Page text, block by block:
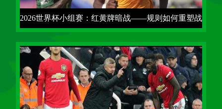
2026世界杯小组赛：红黄牌暗战——规则如何重塑战